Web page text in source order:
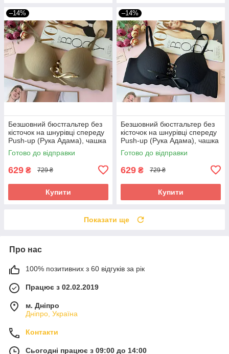
–14%
Безшовний бюстгальтер без
кісточок на шнурівці спереду
Push-up (Рука Адама), чашка
А/В капучино
Готово до відправки
629 ₴ 729 ₴
Купити
–14%
Безшовний бюстгальтер без
кісточок на шнурівці спереду
Push-up (Рука Адама), чашка
А/В
Готово до відправки
629 ₴ 729 ₴
Купити
Показати ще
Про нас
100% позитивних з 60 відгуків за рік
Працює з 02.02.2019
м. Дніпро
Дніпро, Україна
Контакти
Сьогодні працює з 09:00 до 14:00